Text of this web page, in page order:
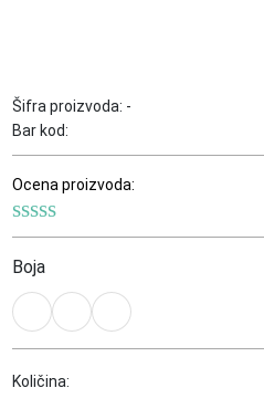
Bar kod:
Šifra proizvoda: -
Ocena proizvoda:
Boja
Količina: